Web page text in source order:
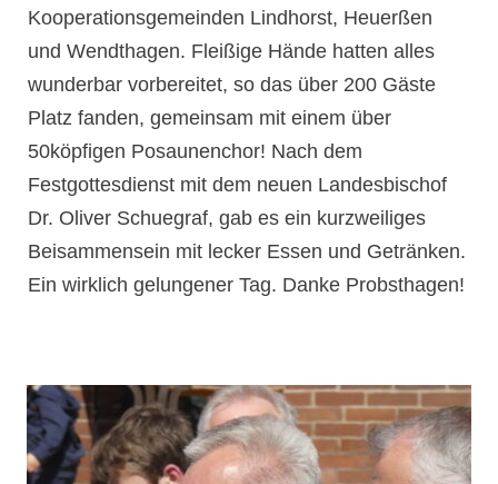
Kooperationsgemeinden Lindhorst, Heuerßen
und Wendthagen. Fleißige Hände hatten alles
wunderbar vorbereitet, so das über 200 Gäste
Platz fanden, gemeinsam mit einem über
50köpfigen Posaunenchor! Nach dem
Festgottesdienst mit dem neuen Landesbischof
Dr. Oliver Schuegraf, gab es ein kurzweiliges
Beisammensein mit lecker Essen und Getränken.
Ein wirklich gelungener Tag. Danke Probsthagen!